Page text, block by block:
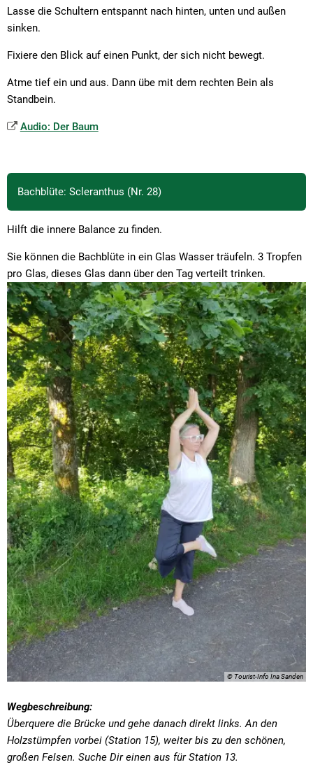
Lasse die Schultern entspannt nach hinten, unten und außen
sinken.
Fixiere den Blick auf einen Punkt, der sich nicht bewegt.
Atme tief ein und aus. Dann übe mit dem rechten Bein als
Standbein.
Audio: Der Baum
Bachblüte: Scleranthus (Nr. 28)
Hilft die innere Balance zu finden.
Sie können die Bachblüte in ein Glas Wasser träufeln. 3 Tropfen
pro Glas, dieses Glas dann über den Tag verteilt trinken.
© Tourist-Info Ina Sanden
Wegbeschreibung:
Überquere die Brücke und gehe danach direkt links. An den
Holzstümpfen vorbei (Station 15), weiter bis zu den schönen,
großen Felsen. Suche Dir einen aus für Station 13.